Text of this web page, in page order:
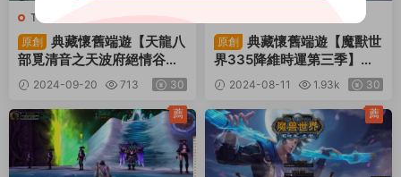
T-天龍八部
原創
典藏懷舊端遊【天龍八
部覓清音之天波府絕情谷】L
inux手工端+PC客戶端+GM
工具+視頻架設教程
2024-09-20 713 30
原創
典藏懷舊端遊【魔獸世
界335降維時運第三季】Wi
n一鍵服務端+網頁注冊+PC
客戶端+視頻架設教程
2024-08-11 1.93k 30
薦 薦